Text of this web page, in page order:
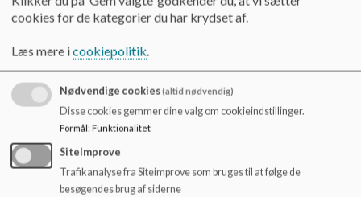
og billedkunstlokaler.
20.25 – 20.40
Indlagt snack
cookies for de kategorier du har krydset af.
Læs mere icookiepolitik.
Nødvendige cookies(altid nødvendig)
Disse cookies gemmer dine valg om cookieindstillinger.
Formål: Funktionalitet
SiteImprove
Trafikanalyse fra Siteimprove som bruges til at følge de
besøgendes brug af siderne